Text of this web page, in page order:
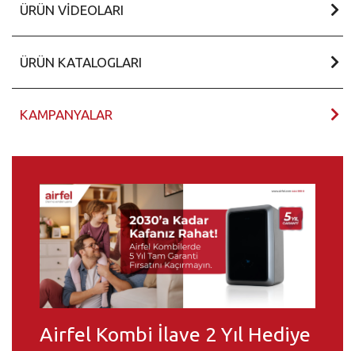
ÜRÜN VIDEOLARI
ÜRÜN KATALOGLARI
KAMPANYALAR
Airfel Kombi İlave 2 Yıl Hediye